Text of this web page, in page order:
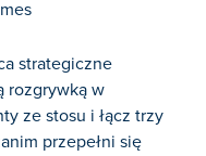
strategiczne
rozgrywką w
ze stosu i łącz trzy
przepełni się